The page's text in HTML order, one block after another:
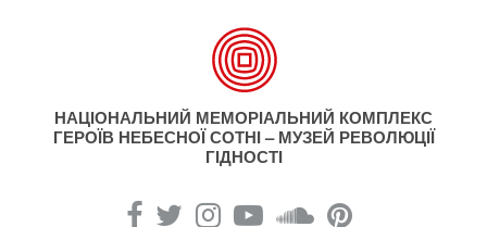
НАЦІОНАЛЬНИЙ МЕМОРІАЛЬНИЙ КОМПЛЕКС
ГЕРОЇВ НЕБЕСНОЇ СОТНІ – МУЗЕЙ РЕВОЛЮЦІЇ
ГІДНОСТІ